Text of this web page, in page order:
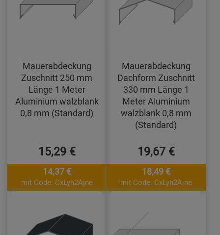
Mauerabdeckung
Zuschnitt 250 mm
Länge 1 Meter
Aluminium walzblank
0,8 mm (Standard)
15,29 €
14,37 €
mit Code: CxLyh2Ajne
Mauerabdeckung
Dachform Zuschnitt
330 mm Länge 1
Meter Aluminium
walzblank 0,8 mm
(Standard)
19,67 €
18,49 €
mit Code: CxLyh2Ajne